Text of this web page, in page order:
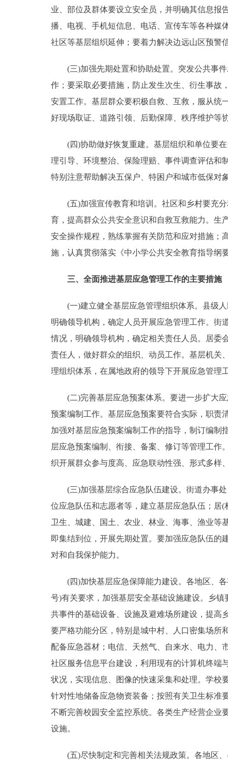
业、部位及群体要设立安全员，并明确其信息报
播、电视、手机短信息、电话、宣传车等各种媒
社区等基层组织延伸；要着力解决边远山区预警
(三)加强先期处置和协助处置。突发公共事件
作；要采取必要措施，防止发生次生、衍生事故
安置工作。基层群众要积极自救、互救，服从统
好现场取证、道路引领、后勤保障、秩序维护等
(四)协助做好恢复重建。基层组织和单位要在
理引导、环境整治、保险理赔、事件调查评估和
特别注意帮助解决五保户、特困户和城市低保对
(五)加强宣传教育和培训。社区和乡村要充分
育，提高群众公共安全意识和自救互救能力。生
安全操作规程，熟练掌握有关防范和应对措施；
施，认真贯彻落实《中小学公共安全教育指导纲
三、全面推进基层应急管理工作的主要措施
(一)建立健全基层应急管理组织体系。县级人
明确领导机构，确定人员开展应急管理工作。街
情况，明确领导机构，确定相关责任人员。居委
责任人，做好群众的组织、动员工作。基层机关
理组织体系，在属地政府的领导下开展应急管理
(二)完善基层应急预案体系。要进一步扩大应
预案编制工作。基层应急预案要符合实际，职责
加强对基层应急预案编制工作的指导，制订编制
层应急预案编制、衔接、备案、修订等管理工
织开展群众参与度高、应急联动性强、形式多样
(三)加强基层综合应急队伍建设。街道办事处
位应急队伍和志愿者等，建立基层应急队伍；居
卫生、城建、国土、农业、林业、海事、渔业等
即集结到位，开展先期处置。要加强应急队伍
对和自我保护能力。
(四)加快基层应急保障能力建设。各地区、各
号)有关要求，加强基层安全基础设施建设。乡
共事件的基础设备、设施及避难场所建设，提高
要严格功能分区，特别是城中村、人口密集场所
配备应急器材；电信、天然气、自来水、电力、
社区服务信息平台建设，利用现有的计算机终端
状况，实现信息、图像的快速采集和处理。学校
针对性地储备应急物资装备；按照有关卫生标准
不断完善校园安全监控系统。各类生产经营企业
设施。
(五)尽快制定和完善相关法规政策。各地区、